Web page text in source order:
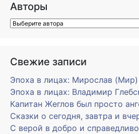
Авторы
Свежие записи
Эпоха в лицах: Мирослав
Эпоха в лицах: Владимир
Капитан Жеглов был просто
Сказки о сегодня, завтра и
С верой в добро и